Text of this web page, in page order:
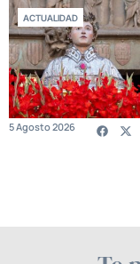
ACTUALIDAD
5 Agosto 2026